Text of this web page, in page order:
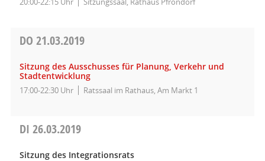
DO 21.03.2019
Sitzung des Ausschusses für Planung, Verkehr und
Stadtentwicklung
17:00-22:30 Uhr Ratssaal im Rathaus, Am Markt 1
DI 26.03.2019
Sitzung des Integrationsrats